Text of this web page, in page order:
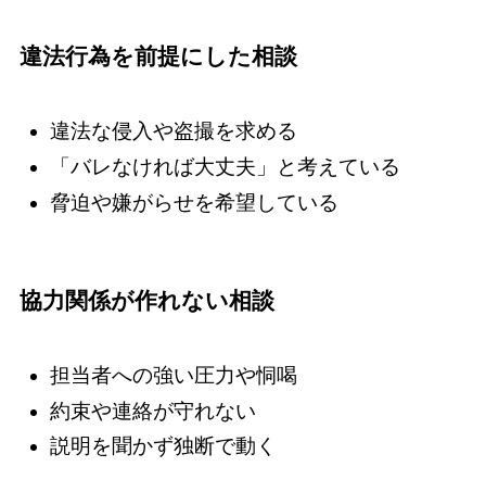
違法行為を前提にした相談
違法な侵入や盗撮を求める
「バレなければ大丈夫」と考えている
脅迫や嫌がらせを希望している
協力関係が作れない相談
担当者への強い圧力や恫喝
約束や連絡が守れない
説明を聞かず独断で動く